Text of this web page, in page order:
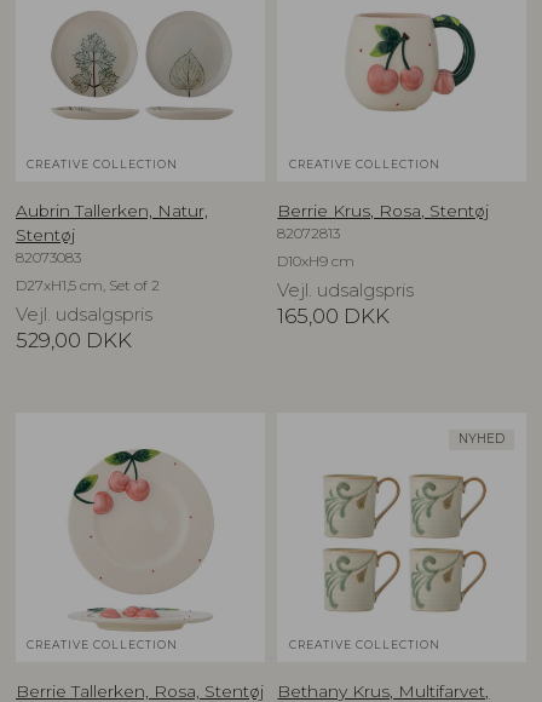
CREATIVE COLLECTION
Aubrin Tallerken, Natur,
Stentøj
82073083
D27xH1,5 cm, Set of 2
Vejl. udsalgspris
529,00 DKK
CREATIVE COLLECTION
Berrie Krus, Rosa, Stentøj
82072813
D10xH9 cm
Vejl. udsalgspris
165,00 DKK
CREATIVE COLLECTION
Berrie Tallerken, Rosa, Stentøj
NYHED
CREATIVE COLLECTION
Bethany Krus, Multifarvet,